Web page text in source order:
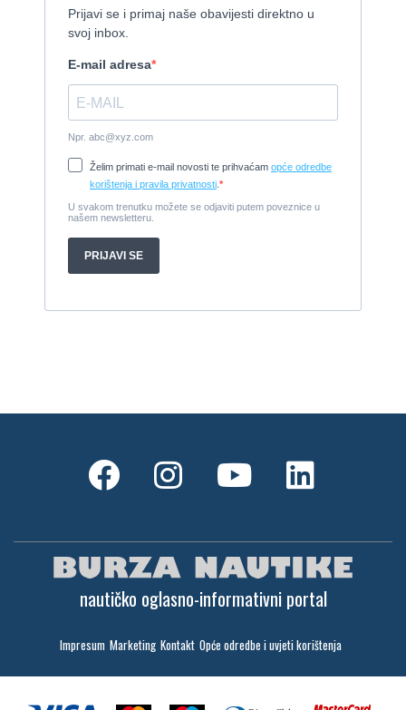
nautičko oglasno-informativni portal
Impresum Marketing Kontakt Opće odredbe i uvjeti korištenja